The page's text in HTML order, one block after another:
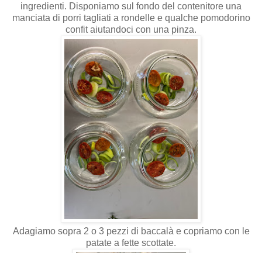
ingredienti. Disponiamo sul fondo del contenitore una
manciata di porri tagliati a rondelle e qualche pomodorino
confit aiutandoci con una pinza.
Adagiamo sopra 2 o 3 pezzi di baccalà e copriamo con le
patate a fette scottate.